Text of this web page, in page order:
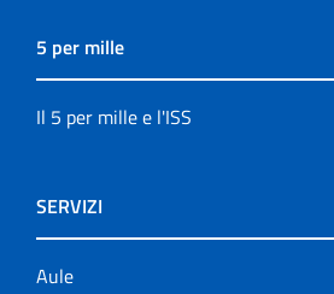
5 per mille
Il 5 per mille e l'ISS
SERVIZI
Aule